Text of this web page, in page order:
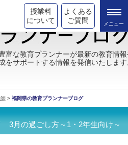
授業料
について
よくある
ご質問
富な教育プランナーが最新の教育情
をサポートする情報を発信いたしま
> 福岡県の教育プランナーブログ
月の過ごし方～1・2年生向け～